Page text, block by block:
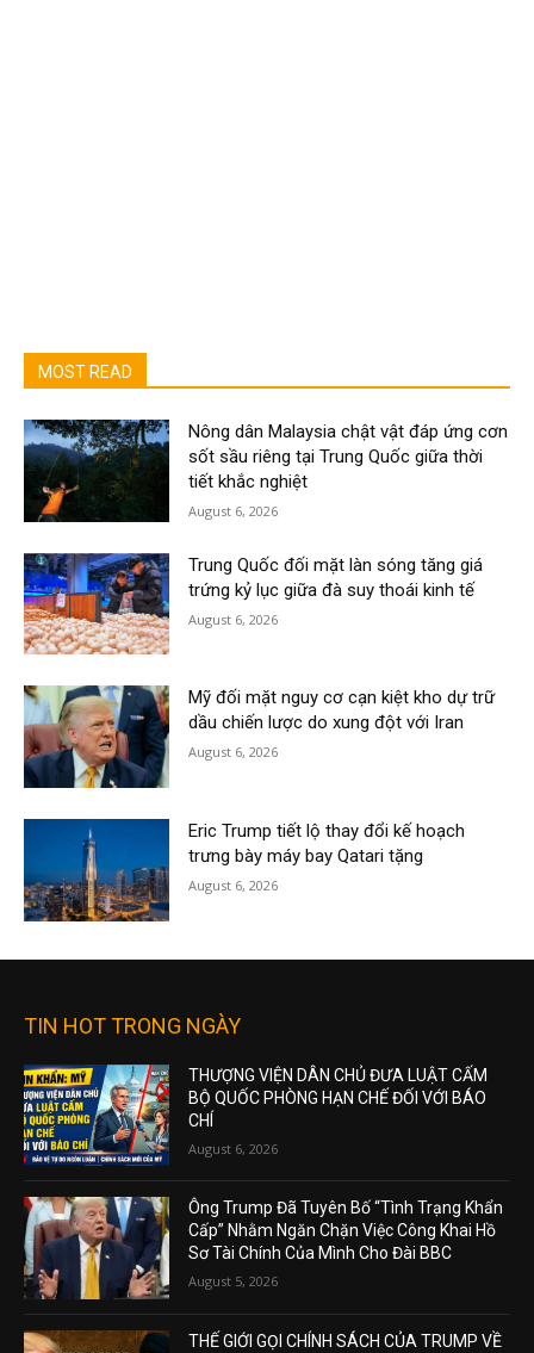
MOST READ
Nông dân Malaysia chật vật đáp ứng cơn
sốt sầu riêng tại Trung Quốc giữa thời
tiết khắc nghiệt
August 6, 2026
Trung Quốc đối mặt làn sóng tăng giá
trứng kỷ lục giữa đà suy thoái kinh tế
August 6, 2026
Mỹ đối mặt nguy cơ cạn kiệt kho dự trữ
dầu chiến lược do xung đột với Iran
August 6, 2026
Eric Trump tiết lộ thay đổi kế hoạch
trưng bày máy bay Qatari tặng
August 6, 2026
TIN HOT TRONG NGÀY
THƯỢNG VIỆN DÂN CHỦ ĐƯA LUẬT CẤM
BỘ QUỐC PHÒNG HẠN CHẾ ĐỐI VỚI BÁO
CHÍ
August 6, 2026
Ông Trump Đã Tuyên Bố “Tình Trạng Khẩn
Cấp” Nhằm Ngăn Chặn Việc Công Khai Hồ
Sơ Tài Chính Của Mình Cho Đài BBC
August 5, 2026
THẾ GIỚI GỌI CHÍNH SÁCH CỦA TRUMP VỀ